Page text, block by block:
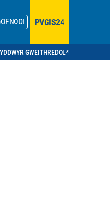
PVGIS24
GWEITHREDOL*